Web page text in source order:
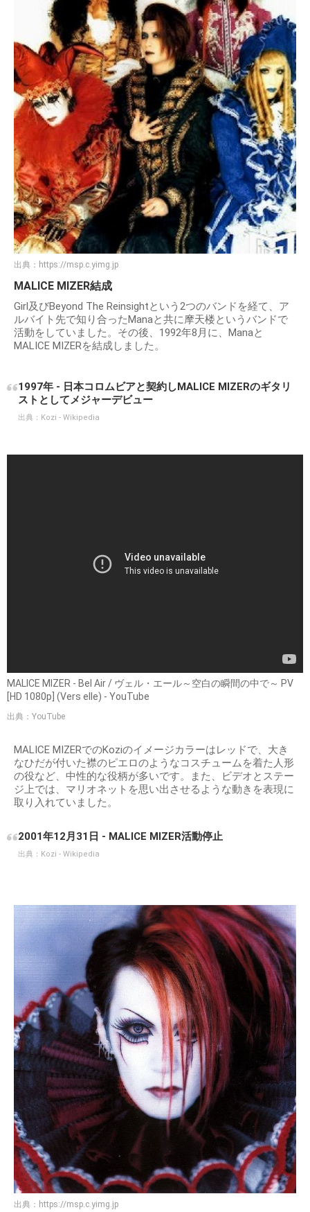
出典： https://msp.c.yimg.jp
MALICE MIZER結成
Girl及びBeyond The Reinsightという2つのバンドを経て、ア
ルバイト先で知り合ったManaと共に摩天楼というバンドで
活動をしていました。その後、1992年8月に、Manaと
MALICE MIZERを結成しました。
1997年 - 日本コロムビアと契約しMALICE MIZERのギタリ
ストとしてメジャーデビュー
出典： Kozi - Wikipedia
MALICE MIZER - Bel Air / ヴェル・エール～空白の瞬間の中で～ PV
[HD 1080p] (Vers elle) - YouTube
出典：YouTube
MALICE MIZERでのKoziのイメージカラーはレッドで、大き
なひだが付いた襟のピエロのようなコスチュームを着た人形
の役など、中性的な役柄が多いです。また、ビデオとステー
ジ上では、マリオネットを思い出させるような動きを表現に
取り入れていました。
2001年12月31日 - MALICE MIZER活動停止
出典： Kozi - Wikipedia
出典： https://msp.c.yimg.jp